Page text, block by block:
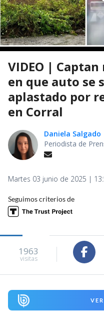
VIDEO |
en que auto se
aplastado por
en Corral
Daniela Salgado
Periodista de
Martes 03 junio de 2025 |
Seguimos criterios de
1963
visitas